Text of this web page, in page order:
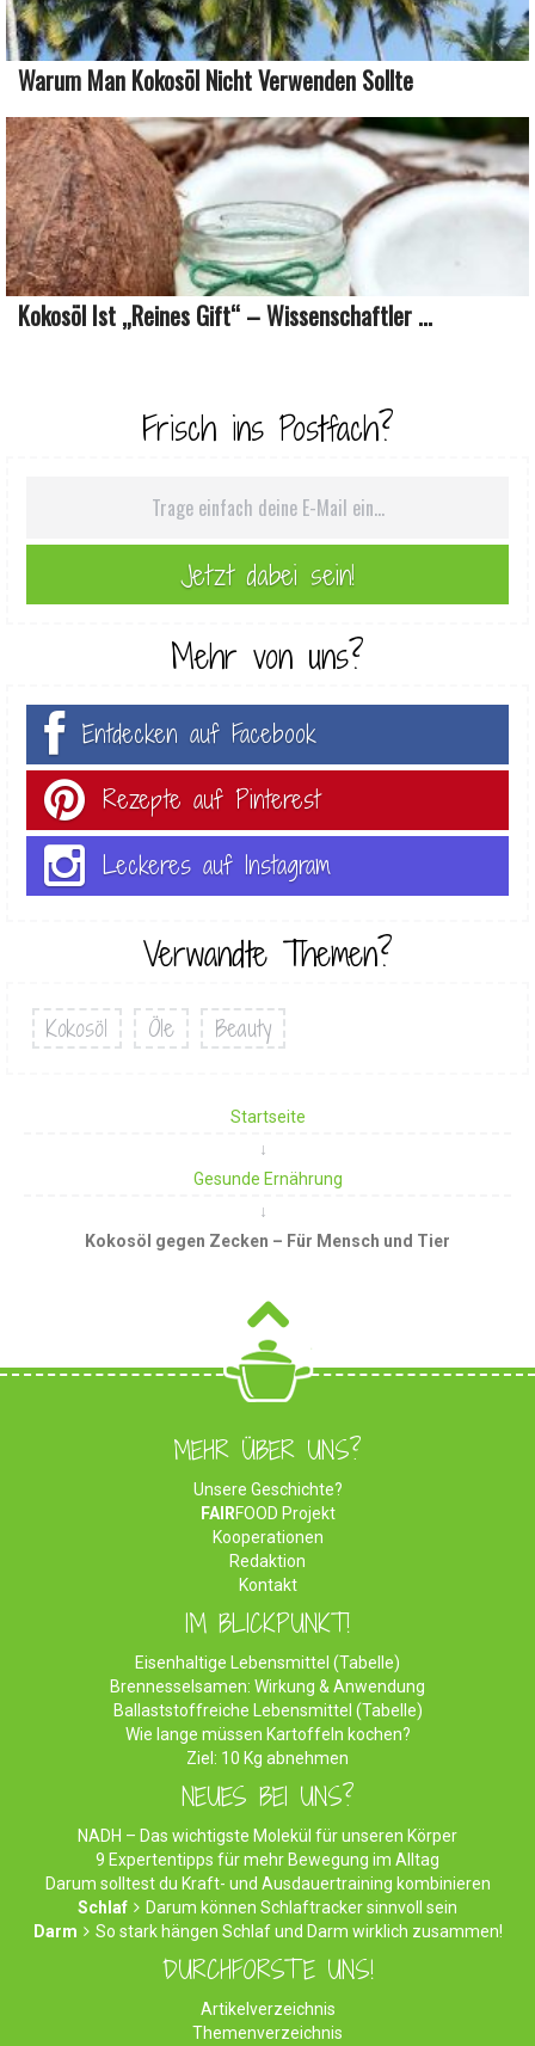
Warum Man Kokosöl Nicht Verwenden Sollte
Kokosöl Ist „reines Gift“ – Wissenschaftler ...
Frisch ins Postfach?
Mehr von uns?
Entdecken auf Facebook
Rezepte auf Pinterest
Leckeres auf Instagram
Verwandte Themen?
Kokosöl Öle Beauty
Startseite
Gesunde Ernährung
Kokosöl gegen Zecken – Für Mensch und Tier
MEHR ÜBER UNS?
Unsere Geschichte?
FAIRFOOD Projekt
Kooperationen
Redaktion
Kontakt
IM BLICKPUNKT!
Eisenhaltige Lebensmittel (Tabelle)
Brennesselsamen: Wirkung & Anwendung
Ballaststoffreiche Lebensmittel (Tabelle)
Wie lange müssen Kartoffeln kochen?
Ziel: 10 Kg abnehmen
NEUES BEI UNS?
NADH – Das wichtigste Molekül für unseren Körper
9 Expertentipps für mehr Bewegung im Alltag
Darum solltest du Kraft- und Ausdauertraining kombinieren
Schlaf
Darum können Schlaftracker sinnvoll sein
Darm
So stark hängen Schlaf und Darm wirklich zusammen!
DURCHFORSTE UNS!
Artikelverzeichnis
Themenverzeichnis